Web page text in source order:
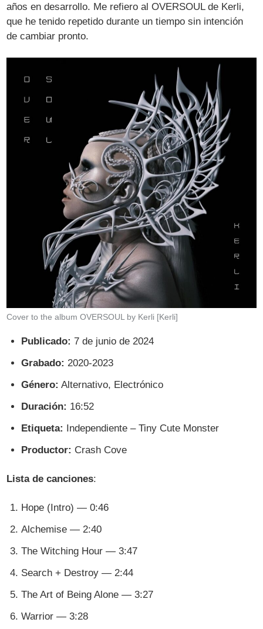
años en desarrollo. Me refiero al OVERSOUL de Kerli,
que he tenido repetido durante un tiempo sin intención
de cambiar pronto.
Cover to the album OVERSOUL by Kerli [Kerli]
Publicado: 7 de junio de 2024
Grabado: 2020-2023
Género: Alternativo, Electrónico
Duración: 16:52
Etiqueta: Independiente – Tiny Cute Monster
Productor: Crash Cove
Lista de canciones:
Hope (Intro) — 0:46
Alchemise — 2:40
The Witching Hour — 3:47
Search + Destroy — 2:44
The Art of Being Alone — 3:27
Warrior — 3:28